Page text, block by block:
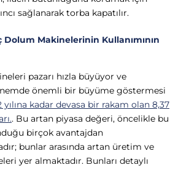
sağlanarak torba kapatılır.
Dolum Makinelerinin Kullanımının
pazarı hızla büyüyor ve
önemli bir büyüme göstermesi
yılına kadar devasa bir rakam olan 8,37
. Bu artan piyasa değeri, öncelikle bu
birçok avantajdan
bunlar arasında artan üretim ve
yer almaktadır. Bunları detaylı